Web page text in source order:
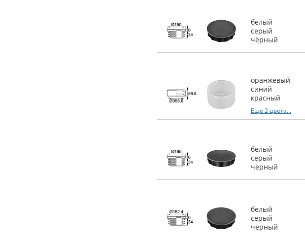
белый
серый
чёрный
оранжевый
синий
красный
Еще 2 цвета...
белый
серый
чёрный
белый
серый
чёрный